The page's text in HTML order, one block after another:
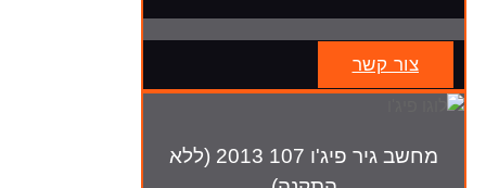
צור קשר
מחשב גיר פיג'ו 107 2013 (ללא